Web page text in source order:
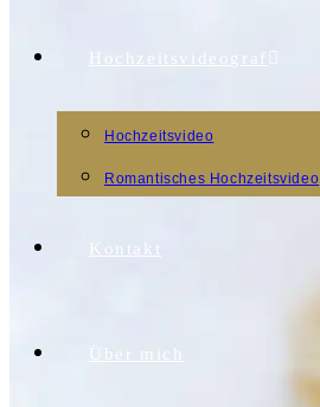
Hochzeitsvideograf
Hochzeitsvideo
Romantisches Hochzeitsvideo
Kontakt
Über mich